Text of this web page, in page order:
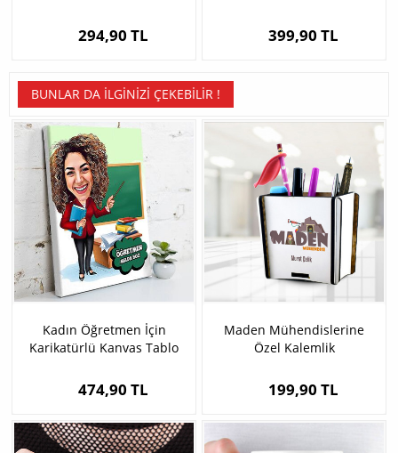
294,90 TL 399,90 TL
BUNLAR DA İLGINIZI ÇEKEBILIR !
Kadın Öğretmen İçin
Karikatürlü Kanvas Tablo
474,90 TL
Maden Mühendislerine
Özel Kalemlik
199,90 TL